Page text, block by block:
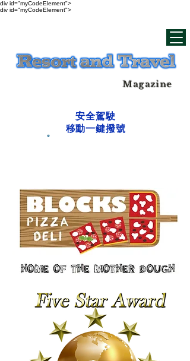
div id="myCodeElement">
div id="myCodeElement">
Magazine
安全駕駛
移動一鍵撥號